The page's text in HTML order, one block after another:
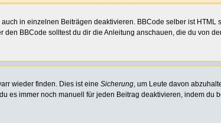
in einzelnen Beiträgen deaktivieren. BBCode selber ist HTML
BBCode solltest du dir die Anleitung anschauen, die du von
wieder finden. Dies ist eine Sicherung, um Leute davon
es immer noch manuell für jeden Beitrag deaktivieren, indem du